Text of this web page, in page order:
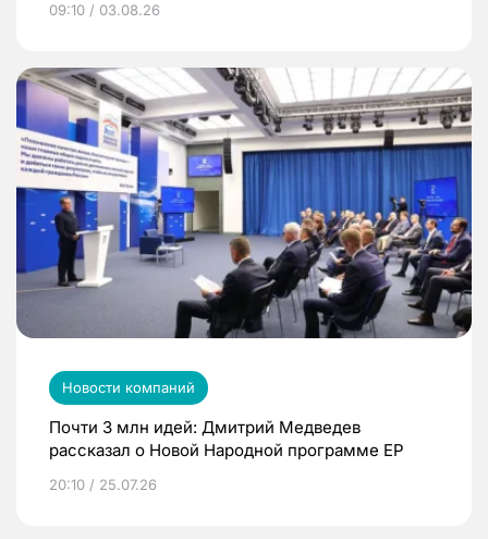
09:10 / 03.08.26
Новости компаний
Почти 3 млн идей: Дмитрий Медведев
рассказал о Новой Народной программе ЕР
20:10 / 25.07.26